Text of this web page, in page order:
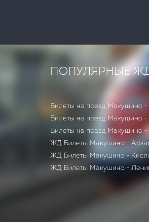
ПОПУЛЯРНЫЕ
Билеты на поезд Макушино
Билеты на поезд Макушино -
Билеты на поезд Макушино -
ЖД Билеты Макушино -
ЖД Билеты Макушино -
ЖД Билеты Макушино -